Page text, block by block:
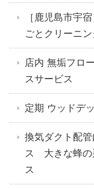
［鹿児島市宇
ごとクリーニン
店内 無垢フロ
スサービス
定期 ウッドデ
換気ダクト配
ス 大きな蜂の
ス